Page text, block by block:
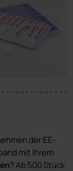
der EE-
mit Ihrem
? Ab 500 Stück